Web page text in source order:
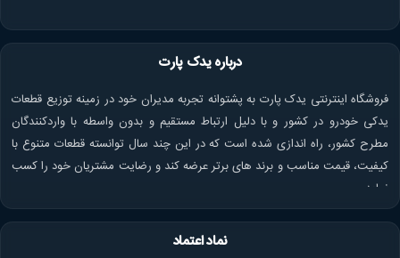
درباره یدک پارت
فروشگاه اینترنتی یدک پارت به پشتوانه تجربه مدیران خود در زمینه توزیع قطعات
یدکی خودرو در کشور و با دلیل ارتباط مستقیم و بدون واسطه با واردکنندگان
مطرح کشور، راه اندازی شده است که در این چند سال توانسته قطعات متنوع با
کیفیت، قیمت مناسب و برند های برتر عرضه کند و رضایت مشتریان خود را کسب
نماید.
نماد اعتماد